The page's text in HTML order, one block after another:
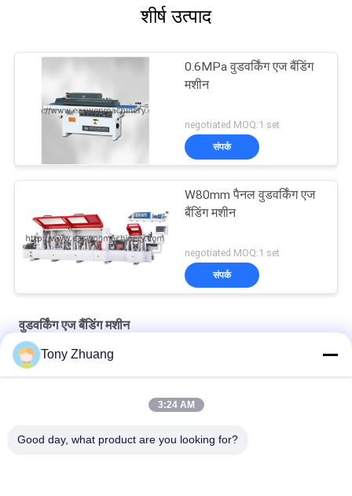
शीर्ष उत्पाद
0.6MPa वुडवर्किंग एज बैंडिंग
मशीन
negotiated MOQ:1 set
संपर्क
W80mm पैनल वुडवर्किंग एज
बैंडिंग मशीन
negotiated MOQ:1 set
संपर्क
वुडवर्किंग एज बैंडिंग मशीन
6.4 मीटर / मिनट स्वचालित एजबैंडर, BJF115M वुड एज बैंडिंग मशीन
Tony Zhuang
3:24 AM
Good day, what product are you looking for?